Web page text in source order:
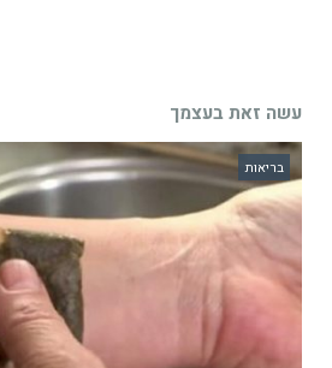
עשה זאת בעצמך
בריאות